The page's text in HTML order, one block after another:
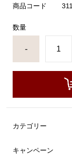
商品コード 311
数量
-
カテゴリー
キャンペーン